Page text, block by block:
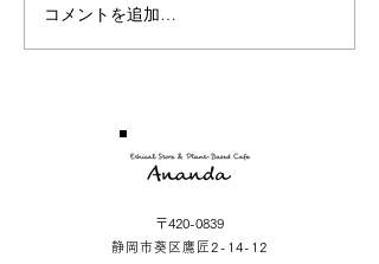
コメントを追加…
〒420-0839
静岡市葵区鷹匠2-14-12